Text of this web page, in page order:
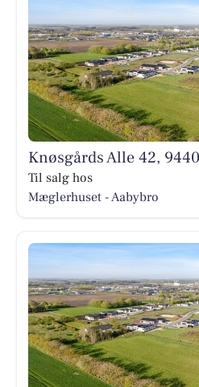
Knøsgårds Alle 42,
Til salg hos
Mæglerhuset - Aabybro